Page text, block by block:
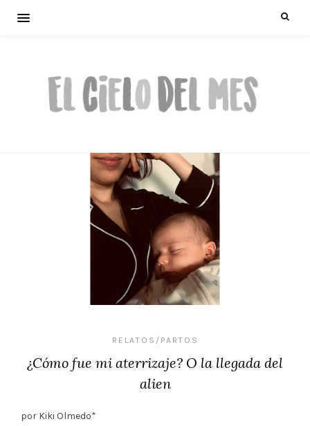
RELATOS/PARTOS
¿Cómo fue mi aterrizaje? O la llegada del
alien
por Kiki Olmedo*